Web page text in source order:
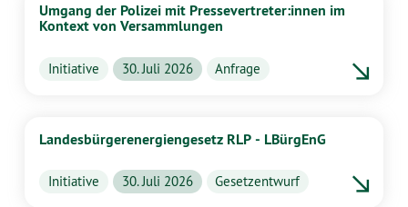
Umgang der Polizei mit Pressevertreter:innen im
Kontext von Versammlungen
Initiative 30. Juli 2026 Anfrage
Landesbürgerenergiengesetz RLP - LBürgEnG
Initiative 30. Juli 2026 Gesetzentwurf